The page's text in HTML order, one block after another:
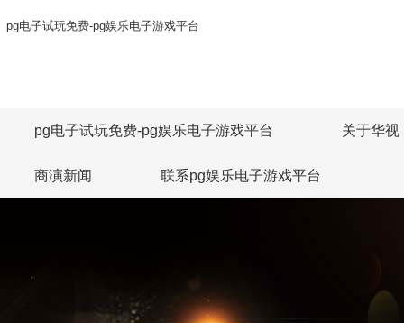
pg电子试玩免费-pg娱乐电子游戏平台
pg电子试玩免费-pg娱乐电子游戏平台 关于华视
商演新闻 联系pg娱乐电子游戏平台